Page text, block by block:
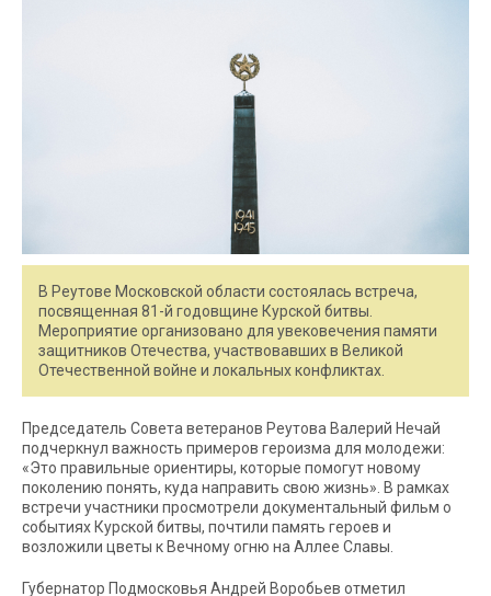
В Реутове Московской области состоялась встреча,
посвященная 81-й годовщине Курской битвы.
Мероприятие организовано для увековечения памяти
защитников Отечества, участвовавших в Великой
Отечественной войне и локальных конфликтах.
Председатель Совета ветеранов Реутова Валерий Нечай
подчеркнул важность примеров героизма для молодежи:
«Это правильные ориентиры, которые помогут новому
поколению понять, куда направить свою жизнь». В рамках
встречи участники просмотрели документальный фильм о
событиях Курской битвы, почтили память героев и
возложили цветы к Вечному огню на Аллее Славы.
Губернатор Подмосковья Андрей Воробьев отметил